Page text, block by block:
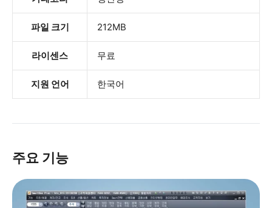
파일 크기 212MB
라이센스 무료
지원 언어 한국어
주요 기능